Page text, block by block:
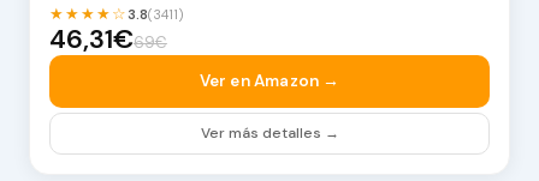
★★★★☆3.8(3411)
46,31€69€
Ver en Amazon →
Ver más detalles →